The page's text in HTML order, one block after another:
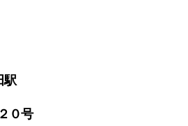
駅
０号